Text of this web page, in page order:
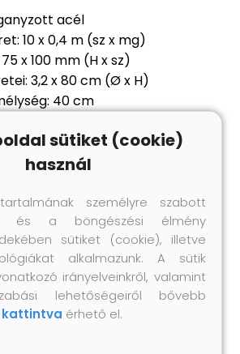
acél
10 x 0,4 m (sz x mg)
x 100 mm (H x sz)
3,2 x 80 cm (Ø x H)
40 cm
mm
használatra
szükséges: Igen
sütiket (cookie)
használ
személyre szabott
és a böngészési élmény
sütiket (cookie), illetve
alkalmazunk. A sütik
irányelveinkről, valamint
lehetőségeiről bővebb
kattintva érhető el.